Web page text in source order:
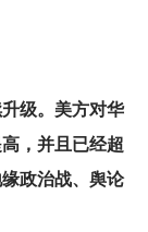
级。美方对华
，并且已经超
政治战、舆论